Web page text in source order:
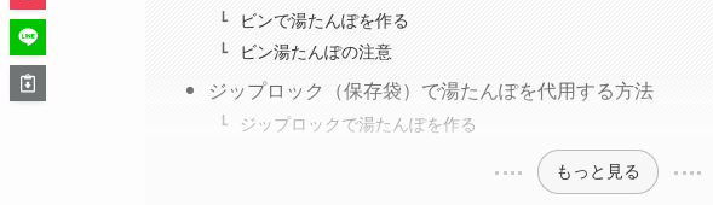
ビンで湯たんぽを作る
ビン湯たんぽの注意
ジップロック（保存袋）で湯たんぽを代用する方法
ジップロックで湯たんぽを作る
もっと見る